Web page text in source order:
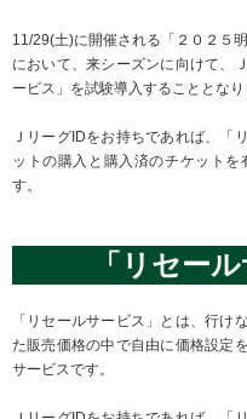
11/29(土)に開催される「２０２５
において、来シーズンに向けて、
ービス」を試験導入することとな
ＪリーグIDをお持ちであれば、「
ットの購入と購入済のチケット
す。
「リセー
「リセールサービス」とは、行け
た販売価格の中で自由に価格設定
サービスです。